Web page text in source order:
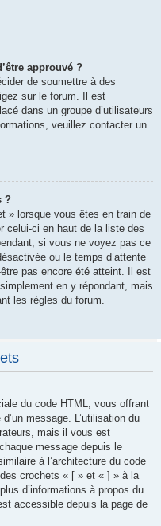
approuvé ?
de soumettre à des
sur le forum. Il est
dans un groupe d’utilisateurs
veuillez contacter un
?
» lorsque vous êtes en train de
celui-ci en haut de la liste des
si vous ne voyez pas ce
ou le temps d’attente
pas encore été atteint. Il est
en y répondant, mais
les règles du forum.
du code HTML, vous offrant
message. L’utilisation du
mais il vous est
message depuis le
à l’architecture du code
crochets « [ » et « ] » à la
d’informations à propos du
accessible depuis la page de